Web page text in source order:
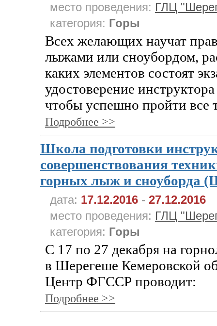
место проведения: ГЛЦ
категория: Горы
Всех желающих научат
лыжами или сноубордом,
каких элементов состоят
удостоверение
чтобы успешно пройти все
Подробнее >>
Школа подготовки
совершенствования
горных лыж и сноуборда
дата: 17.12.2016 - 27.12.2016
место проведения: ГЛЦ
категория: Горы
С 17 по 27 декабря на
в Шерегеше Кемеровской
Центр ФГССР проводит:
Подробнее >>